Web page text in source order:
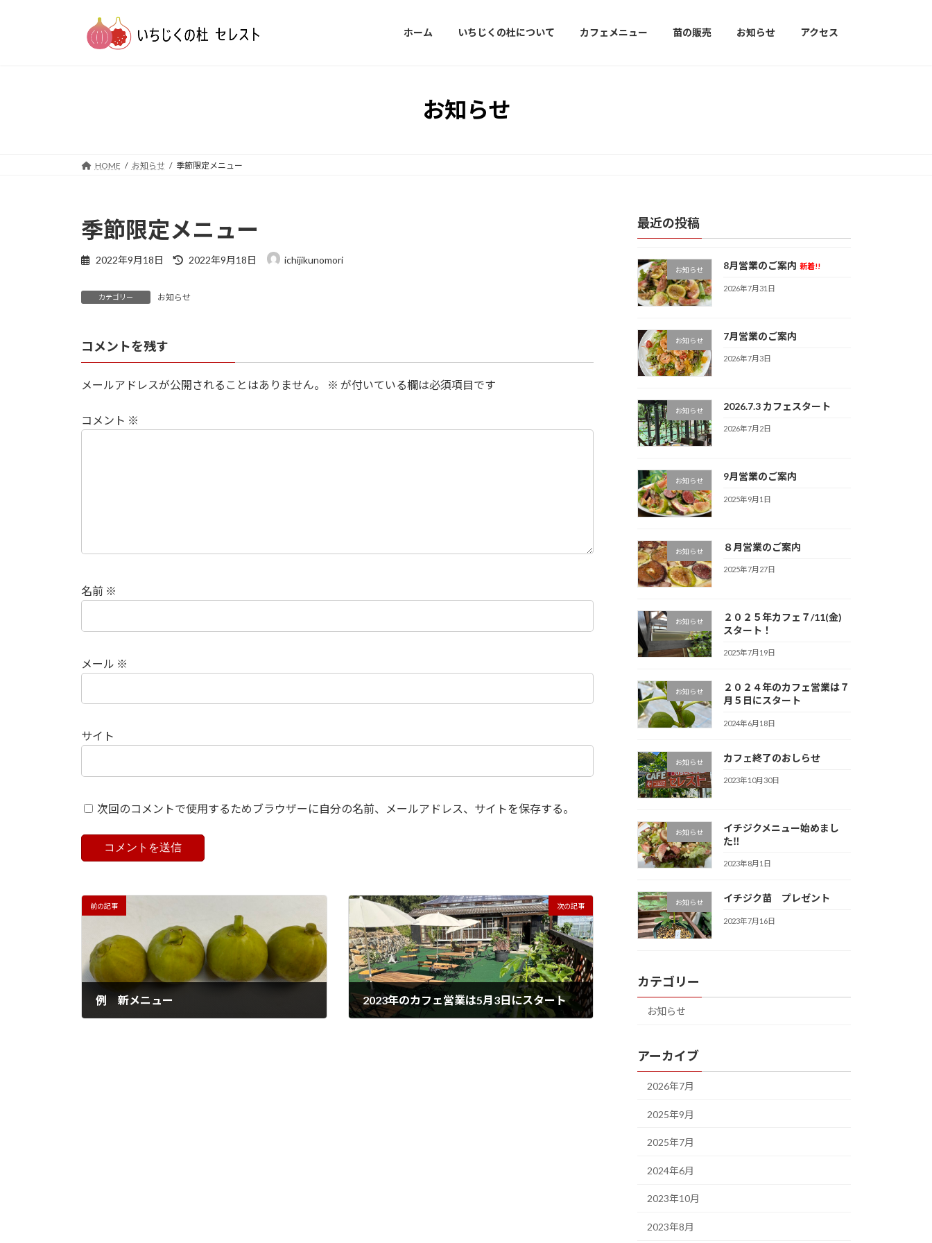
ホーム いちじくの杜について カフェメニュー 苗の販売 お知らせ アクセス
お知らせ
HOME お知らせ 季節限定メニュー
季節限定メニュー
2022年9月18日
最
新
2022年9月18日 ichijikunomori
カテゴリー お知らせ
コメントを残す
メールアドレスが公開されることはありません。 ※ が付いている欄は必須項目です
コメント ※
名前 ※
メール ※
サイト
次回のコメントで使用するためブラウザーに自分の名前、メールアドレス、サイトを保存する。
前の記事
例 新メニュー
次の記事
2023年のカフェ営業は5月3日にスタート
最近の投稿
お知らせ 8月営業のご案内 新着!!
2026年7月31日
お知らせ 7月営業のご案内
2026年7月3日
お知らせ 2026.7.3 カフェスタート
2026年7月2日
お知らせ 9月営業のご案内
2025年9月1日
お知らせ ８月営業のご案内
2025年7月27日
お知らせ
２０２５年カフェ７/11(金)
スタート！
2025年7月19日
お知らせ
２０２４年のカフェ営業は７
月５日にスタート
2024年6月18日
お知らせ カフェ終了のおしらせ
2023年10月30日
お知らせ
イチジクメニュー始めまし
た‼
2023年8月1日
お知らせ イチジク苗 プレゼント
2023年7月16日
カテゴリー
お知らせ
アーカイブ
2026年7月
2025年9月
2025年7月
2024年6月
2023年10月
2023年8月